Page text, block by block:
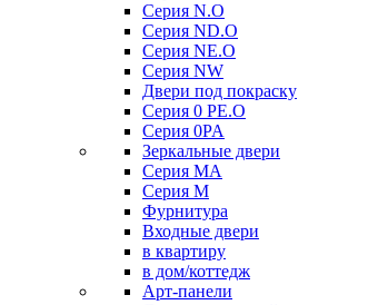
Серия N.O
Серия ND.O
Серия NE.O
Серия NW
Двери под покраску
Серия 0 PE.O
Серия 0PA
Зеркальные двери
Серия MA
Серия M
Фурнитура
Входные двери
в квартиру
в дом/коттедж
Арт-панели